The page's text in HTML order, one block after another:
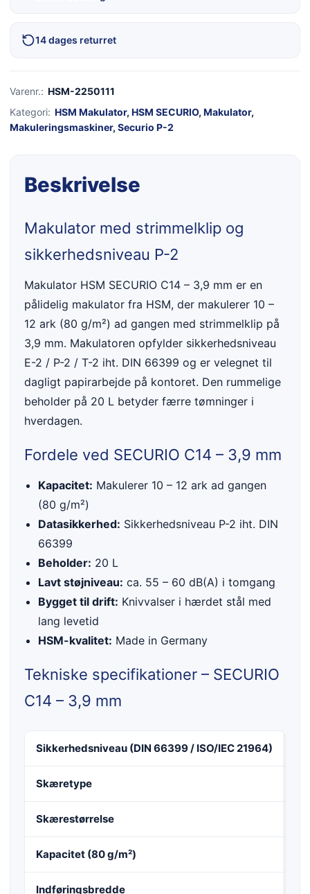
14 dages returret
Varenr.: HSM-2250111
Kategori: HSM Makulator, HSM SECURIO, Makulator,
Makuleringsmaskiner, Securio P-2
Beskrivelse
Makulator med strimmelklip og
sikkerhedsniveau P-2
Makulator HSM SECURIO C14 – 3,9 mm er en
pålidelig makulator fra HSM, der makulerer 10 –
12 ark (80 g/m²) ad gangen med strimmelklip på
3,9 mm. Makulatoren opfylder sikkerhedsniveau
E-2 / P-2 / T-2 iht. DIN 66399 og er velegnet til
dagligt papirarbejde på kontoret. Den rummelige
beholder på 20 L betyder færre tømninger i
hverdagen.
Fordele ved SECURIO C14 – 3,9 mm
Kapacitet: Makulerer 10 – 12 ark ad gangen
(80 g/m²)
Datasikkerhed: Sikkerhedsniveau P-2 iht. DIN
66399
Beholder: 20 L
Lavt støjniveau: ca. 55 – 60 dB(A) i tomgang
Bygget til drift: Knivvalser i hærdet stål med
lang levetid
HSM-kvalitet: Made in Germany
Tekniske specifikationer – SECURIO
C14 – 3,9 mm
Sikkerhedsniveau (DIN 66399 / ISO/IEC 21964)
Skæretype
Skærestørrelse
Kapacitet (80 g/m²)
Indføringsbredde